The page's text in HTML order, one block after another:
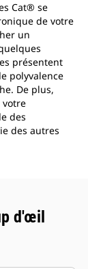
Cat® se
de votre
un
présentent
polyvalence
De plus,
votre
des
des autres
d'œil